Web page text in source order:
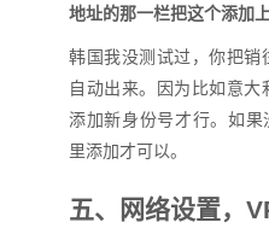
地址的那一栏把这个添加
韩国我没测试过，你把销
自动出来。因为比如意
添加新身份号才行。如果
里添加才可以。
五、 网络设置，